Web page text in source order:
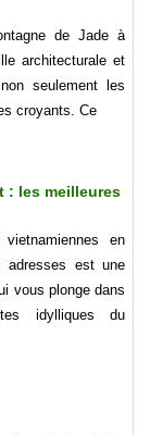
de Jade à
architecturale et
seulement les
croyants. Ce
: les meilleures
en
adresses est une
vous plonge dans
idylliques du